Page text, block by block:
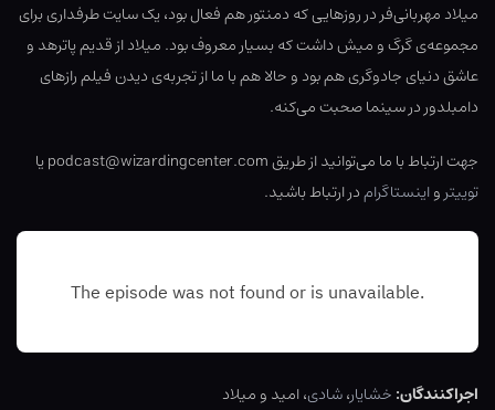
میلاد مهربانی‌فر در روزهایی که دمنتور هم فعال بود، یک سایت طرفداری برای
مجموعه‌ی گرگ و میش داشت که بسیار معروف بود. میلاد از قدیم پاترهد و
عاشق دنیای جادوگری هم بود و حالا هم با ما از تجربه‌ی دیدن فیلم رازهای
دامبلدور در سینما صحبت می‌کنه.
جهت ارتباط با ما می‌توانید از طریق podcast@wizardingcenter.com یا
توییترواینستاگرامدر ارتباط باشید.
اجراکنندگان: خشایار،شادی، امید و میلاد